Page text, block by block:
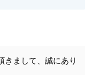
きまして、誠にあり